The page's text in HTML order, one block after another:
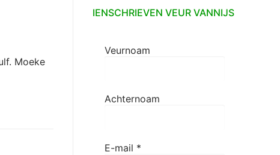
Moeke
IENSCHRIEVEN VEUR VANNIJS
Veurnoam
Achternoam
E-mail *